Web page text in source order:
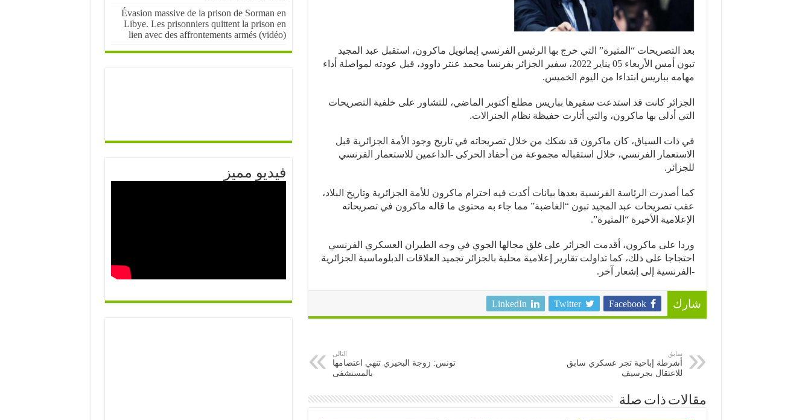
بعد التصريحات “المثيرة” التي خرج بها الرئيس الفرنسي إيمانويل ماكرون، استقبل عبد المجيد
تبون أمس الأربعاء 05 يناير 2022، سفير الجزائر بفرنسا محمد عنتر داوود، قبل عودته لمواصلة أداء
مهامه بباريس ابتداءا من اليوم الخميس.
الجزائر كانت قد استدعت سفيرها بباريس مطلع أكتوبر الماضي، للتشاور على خلفية التصريحات
التي أدلى بها ماكرون، والتي أثارت حفيظة نظام الجنرالات.
في ذات السياق، كان ماكرون قد شكك من خلال تصريحاته في تاريخ وجود الأمة الجزائرية قبل
الاستعمار الفرنسي، خلال استقباله مجموعة من أحفاد الحركى -الداعمين للاستعمار الفرنسي
للجزائر.
كما أصدرت الرئاسة الفرنسية بعدها بيانات أكدت فيه احترام ماكرون للأمة الجزائرية وتاريخ البلاد،
عقب تصريحات عبد المجيد تبون “الغاضبة” مما جاء به محتوى ما قاله ماكرون في تصريحاته
الإعلامية الأخيرة “المثيرة”.
وردا على ماكرون، أقدمت الجزائر على غلق مجالها الجوي في وجه الطيران العسكري الفرنسي
احتجاجا على ذلك، كما تداولت تقارير إعلامية محلية بالجزائر تجميد العلاقات الدبلوماسية الجزائرية
-الفرنسية إلى إشعار آخر.
شارك Facebook
Twitter
LinkedIn
سابق
أشرطة إباحية تجر عسكري سابق
للاعتقال بجرسيف
التالى
تونس: زوجة البحيري تنهي اعتصامها
بالمستشفى
مقالات ذات صلة
Évasion massive de la prison de Sorman en
Libye. Les prisonniers quittent la prison en
lien avec des affrontements armés (vidéo)
فيديو مميز